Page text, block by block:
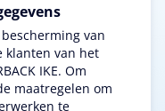
van
klanten van het
IKE. Om
maatregelen om
te